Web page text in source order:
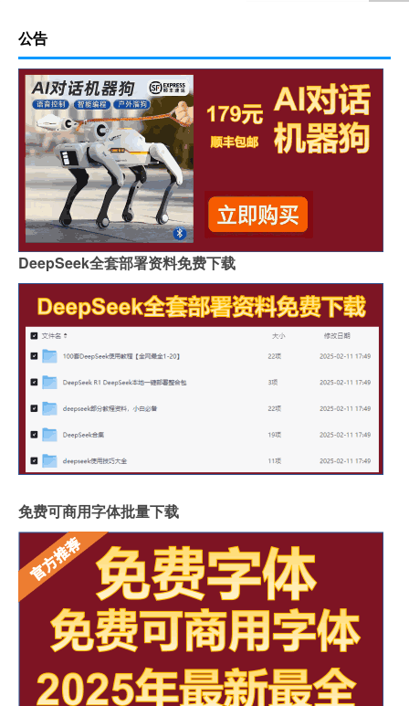
公告
DeepSeek全套部署资料免费下载
免费可商用字体批量下载